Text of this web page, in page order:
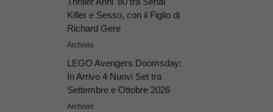
Killer e Sesso, con il Figlio di
Richard Gere
Archivio
LEGO Avengers Doomsday:
In Arrivo 4 Nuovi Set tra
Settembre e Ottobre 2026
Archivio